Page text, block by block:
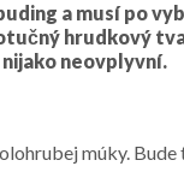
a musí po
hrudkový
nijako neovplyvní.
múky.